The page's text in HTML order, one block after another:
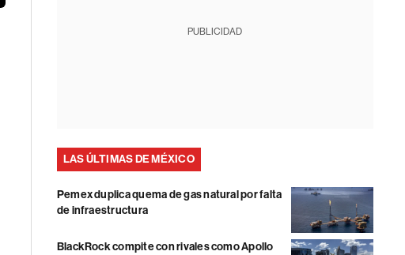
PUBLICIDAD
LAS ÚLTIMAS DE MÉXICO
Pemex duplica quema de gas natural por falta
de infraestructura
BlackRock compite con rivales como Apollo